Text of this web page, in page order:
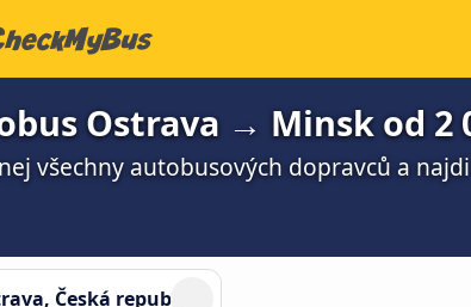
Ostrava → Minsk od 2
všechny autobusových dopravců a